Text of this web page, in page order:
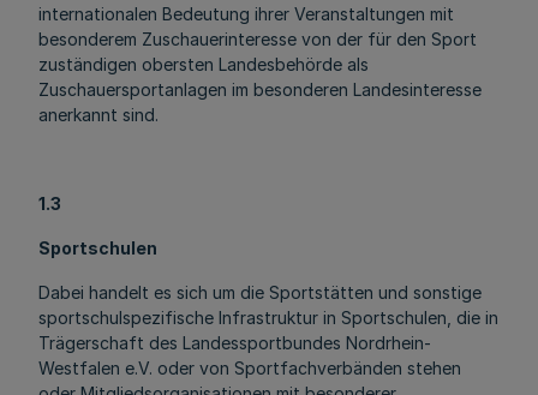
internationalen Bedeutung ihrer Veranstaltungen mit
besonderem Zuschauerinteresse von der für den Sport
zuständigen obersten Landesbehörde als
Zuschauersportanlagen im besonderen Landesinteresse
anerkannt sind.
1.3
Sportschulen
Dabei handelt es sich um die Sportstätten und sonstige
sportschulspezifische Infrastruktur in Sportschulen, die in
Trägerschaft des Landessportbundes Nordrhein-
Westfalen e.V. oder von Sportfachverbänden stehen